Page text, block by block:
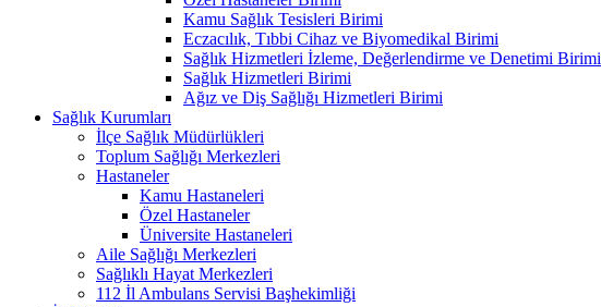
Kamu Sağlık Tesisleri Birimi
Eczacılık, Tıbbi Cihaz ve Biyomedikal Birimi
Sağlık Hizmetleri İzleme, Değerlendirme ve Denetimi Birimi
Sağlık Hizmetleri Birimi
Ağız ve Diş Sağlığı Hizmetleri Birimi
Sağlık Kurumları
İlçe Sağlık Müdürlükleri
Toplum Sağlığı Merkezleri
Hastaneler
Kamu Hastaneleri
Özel Hastaneler
Üniversite Hastaneleri
Aile Sağlığı Merkezleri
Sağlıklı Hayat Merkezleri
112 İl Ambulans Servisi Başhekimliği